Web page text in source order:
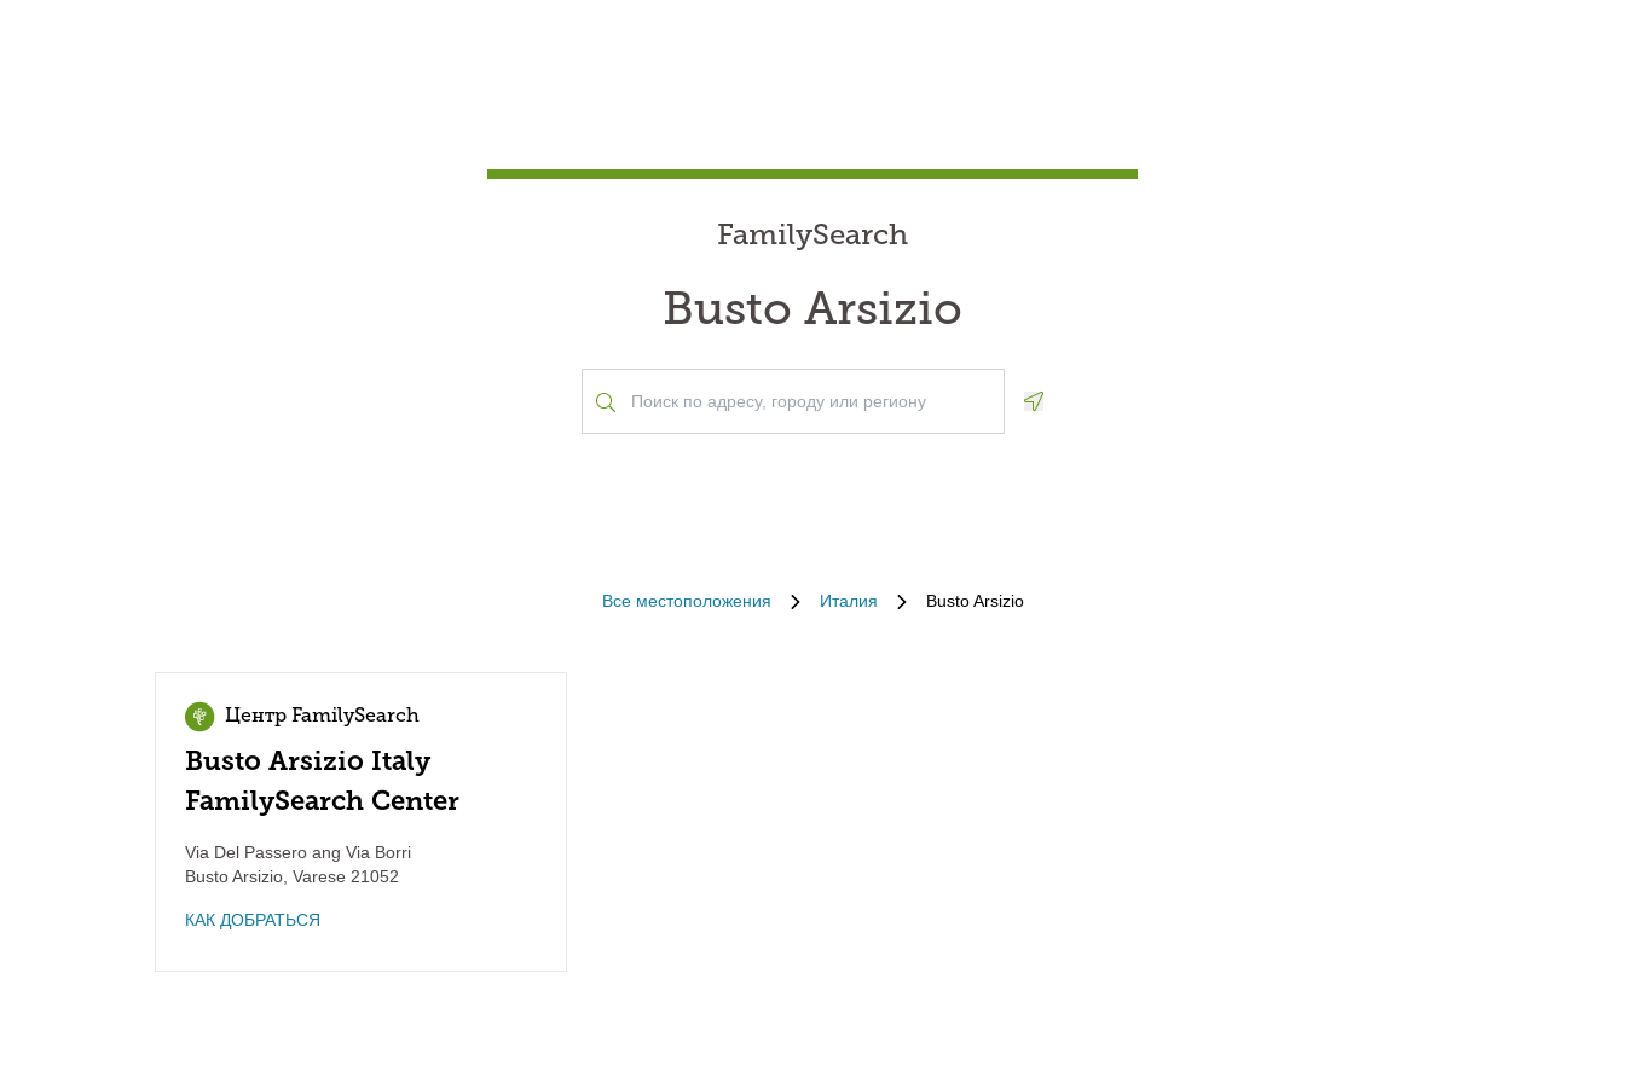
FamilySearch
Busto Arsizio
Все местоположения Италия Busto Arsizio
Центр FamilySearch
Busto Arsizio Italy
FamilySearch Center
Via Del Passero ang Via Borri
Busto Arsizio Varese 21052
КАК ДОБРАТЬСЯ